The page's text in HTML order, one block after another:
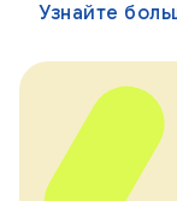
Узнайте